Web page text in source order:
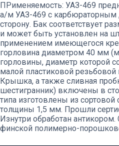
ПРименяемость: УАЗ-469
а/м УАЗ-469 с карбюраторным
сторону. Бак соответствует
и может быть установлен на
применением имеющегося
горловина диаметром 40 мм
горловины, диаметр которой
малой пластиковой
Крышка, а также сливная
шестигранник) включены в
типа изготовлены из сортовой
толщины 1,5 мм. Прошли
Изнутри обработан
финской полимерно-